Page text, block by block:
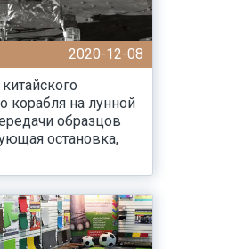
2020-12-08
корабля на лунной
образцов
остановка,